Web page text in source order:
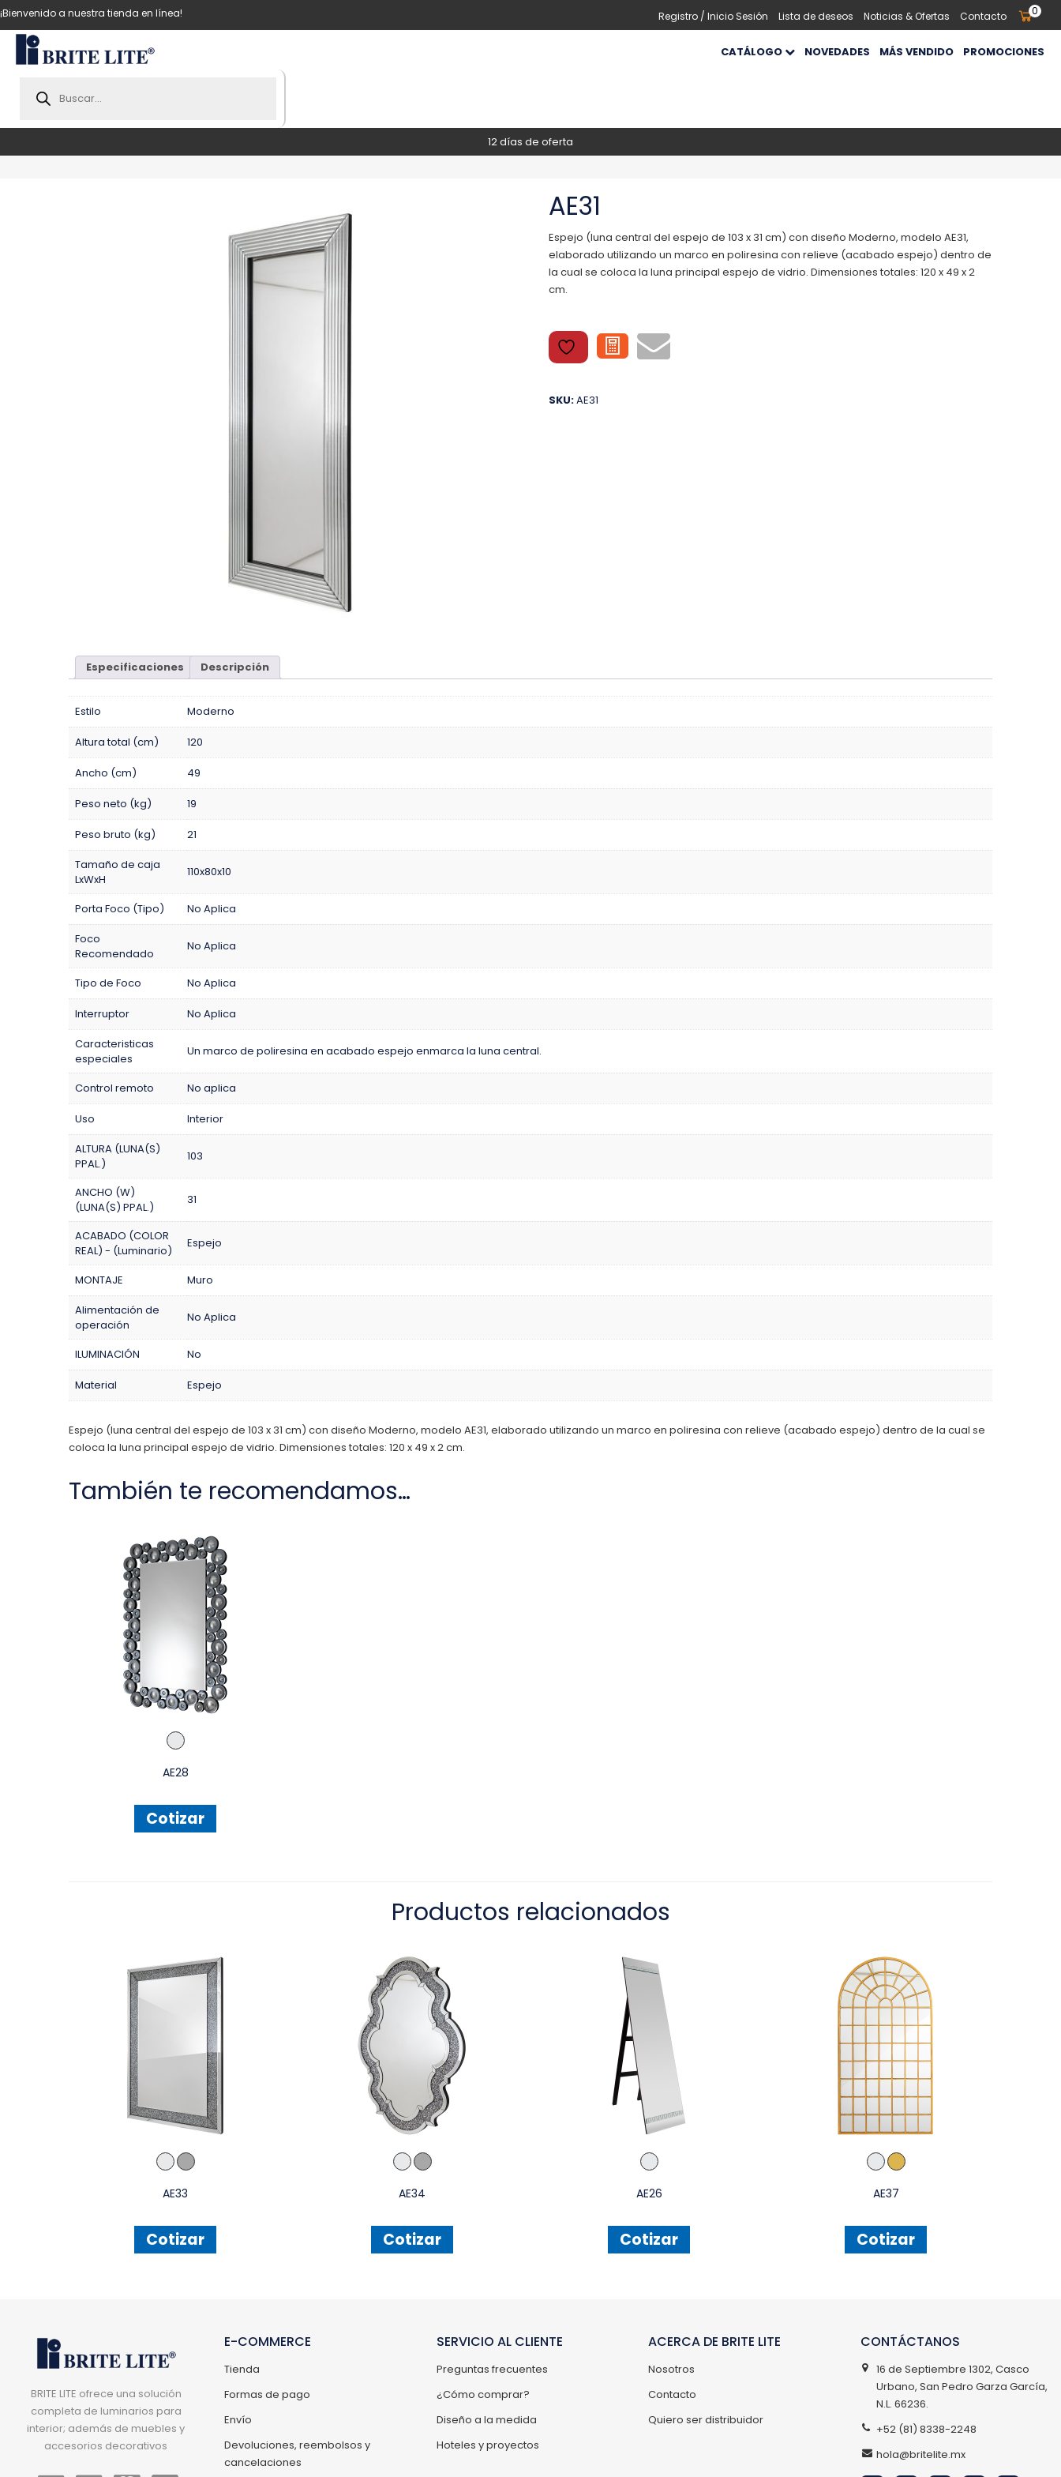
¡Bienvenido a nuestra tienda en línea! Registro / Inicio Sesión Lista de deseos Noticias & Ofertas Contacto 0
search
CATÁLOGO NOVEDADES MÁS VENDIDO PROMOCIONES
12 días de oferta
AE31
Espejo (luna central del espejo de 103 x 31 cm) con diseño Moderno, modelo AE31,
elaborado utilizando un marco en poliresina con relieve (acabado espejo) dentro de
la cual se coloca la luna principal espejo de vidrio. Dimensiones totales: 120 x 49 x 2
cm.
SKU:AE31
Especificaciones Descripción
Estilo Moderno
Altura total (cm) 120
Ancho (cm) 49
Peso neto (kg) 19
Peso bruto (kg)
21
Tamaño de caja
LxWxH
110x80x10
Porta Foco (Tipo)
No Aplica
Foco
Recomendado
No Aplica
Tipo de Foco No Aplica
Interruptor
No Aplica
Caracteristicas
especiales
Un marco de poliresina en acabado espejo enmarca la luna central.
Control remoto No aplica
Uso
Interior
ALTURA (LUNA(S)
PPAL.)
103
ANCHO (W)
(LUNA(S) PPAL.)
31
ACABADO (COLOR
REAL) - (Luminario)
Espejo
MONTAJE
Muro
Alimentación de
operación
No Aplica
ILUMINACIÓN No
Material Espejo
Espejo (luna central del espejo de 103 x 31 cm) con diseño Moderno, modelo AE31, elaborado utilizando un marco en poliresina con relieve (acabado espejo) dentro de la cual se
coloca la luna principal espejo de vidrio. Dimensiones totales: 120 x 49 x 2 cm.
También te recomendamos…
AE28
Cotizar
Productos relacionados
AE33
Cotizar
AE34
Cotizar
AE26
Cotizar
AE37
Cotizar
BRITE LITE ofrece una solución
completa de luminarios para
interior; además de muebles y
accesorios decorativos
E-COMMERCE
Tienda
Formas de pago
Envío
Devoluciones, reembolsos y
cancelaciones
SERVICIO AL CLIENTE
Preguntas frecuentes
¿Cómo comprar?
Diseño a la medida
Hoteles y proyectos
ACERCA DE BRITE LITE
Nosotros
Contacto
Quiero ser distribuidor
CONTÁCTANOS
16 de Septiembre 1302, Casco
Urbano, San Pedro Garza García,
N.L. 66236.
+52 (81) 8338-2248
hola@britelite.mx